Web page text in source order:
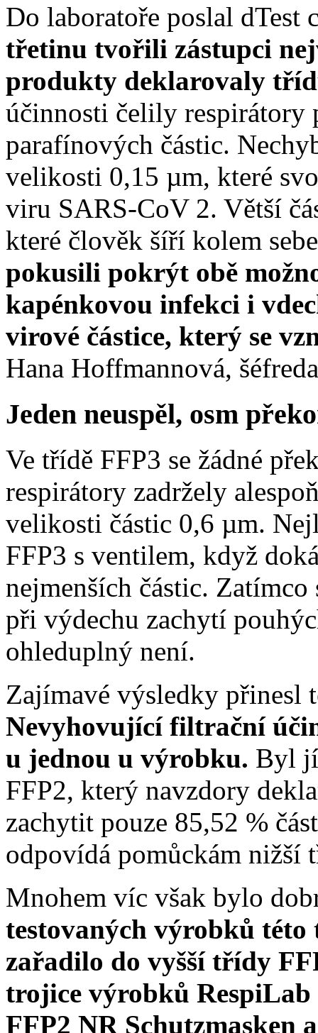
Do laboratoře poslal dTest
třetinu tvořili zástupci
produkty deklarovaly
účinnosti čelily respirátory
parafínových částic.
velikosti 0,15 µm, které
viru SARS-CoV 2. Větší
které člověk šíří kolem
pokusili pokrýt obě
kapénkovou infekci i
virové částice, který se
Hana Hoffmannová,
Jeden neuspěl, osm
Ve třídě FFP3 se žádné
respirátory zadržely
velikosti částic 0,6 µm.
FFP3 s ventilem, když
nejmenších částic.
při výdechu zachytí
ohleduplný není.
Zajímavé výsledky přinesl
Nevyhovující filtrační
u jednou u výrobku. Byl
FFP2, který navzdory
zachytit pouze 85,52 %
odpovídá pomůckám nižší
Mnohem víc však bylo
testovaných výrobků
zařadilo do vyšší třídy
trojice výrobků
FFP2 NR Schutzmasken